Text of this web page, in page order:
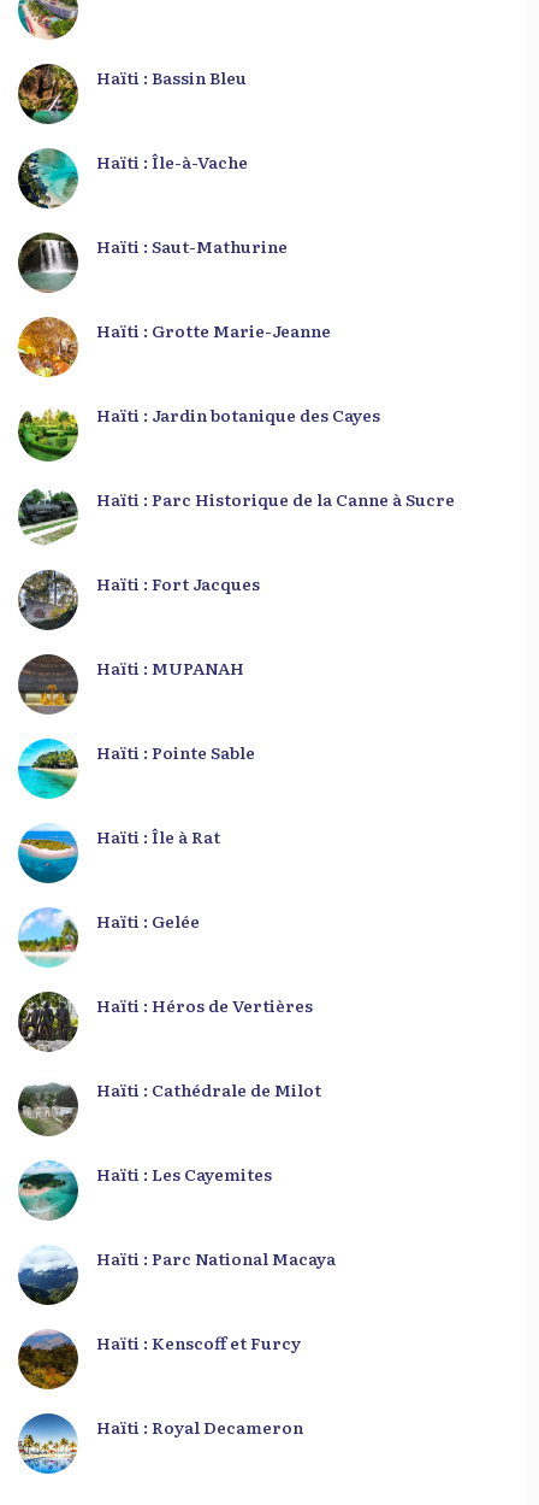
Haïti : Bassin Bleu
Haïti : Île-à-Vache
Haïti : Saut-Mathurine
Haïti : Grotte Marie-Jeanne
Haïti : Jardin botanique des Cayes
Haïti : Parc Historique de la Canne à Sucre
Haïti : Fort Jacques
Haïti : MUPANAH
Haïti : Pointe Sable
Haïti : Île à Rat
Haïti : Gelée
Haïti : Héros de Vertières
Haïti : Cathédrale de Milot
Haïti : Les Cayemites
Haïti : Parc National Macaya
Haïti : Kenscoff et Furcy
Haïti : Royal Decameron